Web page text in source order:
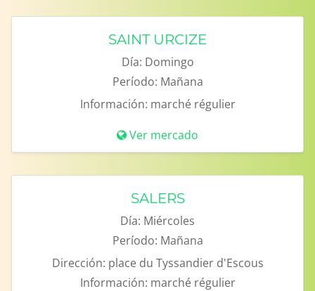
SAINT URCIZE
Día: Domingo
Período: Mañana
Información: marché régulier
Ver mercado
SALERS
Día: Miércoles
Período: Mañana
Dirección: place du Tyssandier d'Escous
Información: marché régulier